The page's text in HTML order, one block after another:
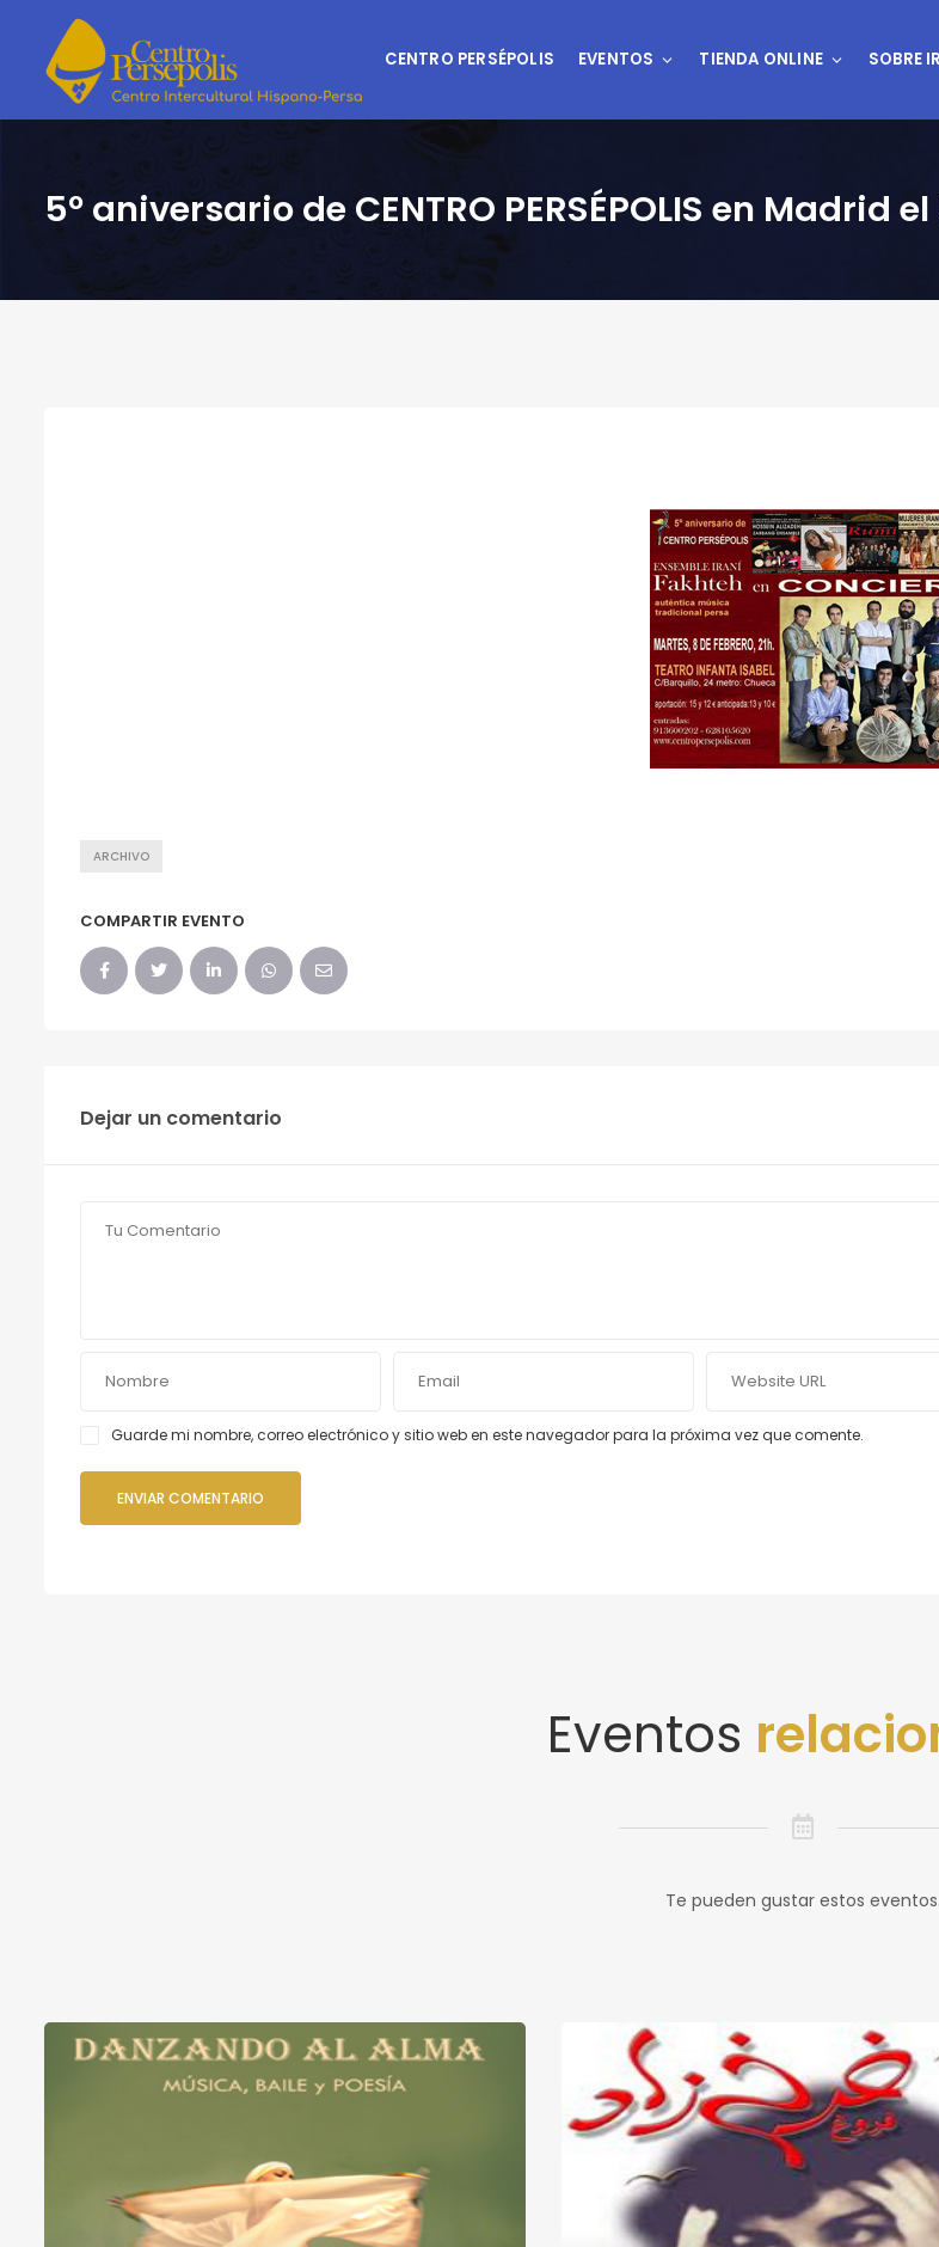
CENTRO PERSÉPOLIS EVENTOS TIENDA ONLINE SOBRE
5º aniversario de CENTRO PERSÉPOLIS en Madrid
ARCHIVO
COMPARTIR EVENTO
Dejar un comentario
Guarde mi nombre, correo electrónico y sitio web en este navegador para la próxima vez que comente.
Eventos
Te pueden gustar estos eventos.